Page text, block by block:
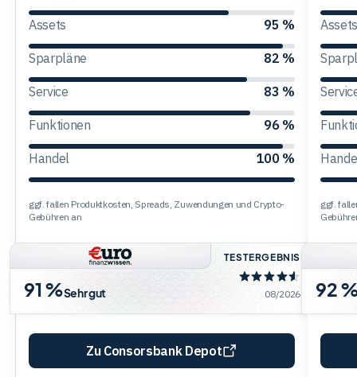
Trading
Rohstoffe
Assets 95 %
Sparpläne 82 %
Service 83 %
Funktionen 96 %
Handel 100 %
ggf. fallen Produktkosten, Spreads, Zuwendungen und Crypto-
Gebühren an
91 %Sehr gut
TESTERGEBNIS
08/2026
Zu Consorsbank Depot
ggf.
92